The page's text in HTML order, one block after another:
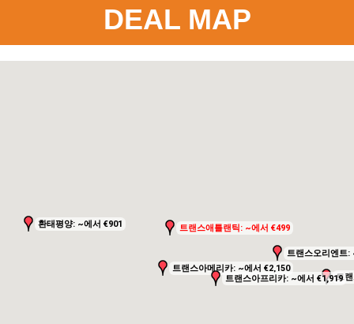
DEAL MAP
트랜스애틀랜틱: ~에서 €499
트랜스오리엔트:
환태평양: ~에서 €901
트랜스아프리카: ~에서 €1,919
트랜스아메리카: ~에서 €2,150
트
트랜스애틀랜틱: ~에서 €499
트랜스오리엔트:
환태평양: ~에서 €901
트랜스아프리카: ~에서 €1,919
트랜스아메리카: ~에서 €2,150
트